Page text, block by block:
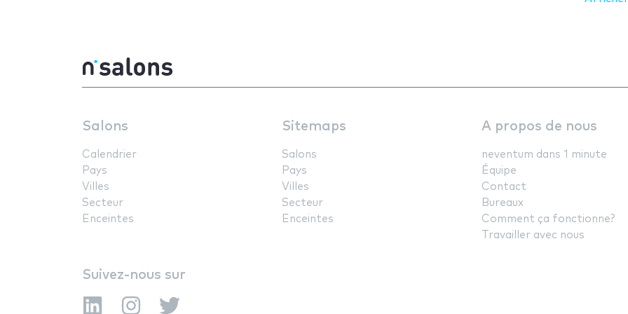
Salons
Calendrier
Pays
Villes
Secteur
Enceintes
Sitemaps
Salons
Pays
Villes
Secteur
Enceintes
A propos de nous
neventum dans 1 minute
Équipe
Contact
Bureaux
Comment ça fonctionne?
Travailler avec nous
Suivez-nous sur